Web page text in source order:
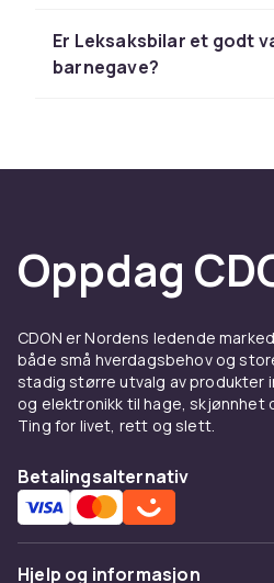
felger er hovedfokus,
sportsbiler og
mellom.
Vi tilbyr et bredt utvalg av
det gjelder materiale,
mellom plast eller metall.
at små barn ikke bør leke
små. En større lekebil
for svært små barn, mens
mindre biler når de blir
også å kunne bygge sine
fra lekebiler som passer i
mindre varianter. Du kan
Friksjonsbiler og
transformatorer
Er Leksaksbilar et godt
barnegave?
Oppdag
CDON er Nordens ledende
både små hverdagsbehov og
stadig større utvalg av produkter
og elektronikk til hage,
Ting for livet, rett og slett.
Betalingsalternativ
Hjelp og informasjon